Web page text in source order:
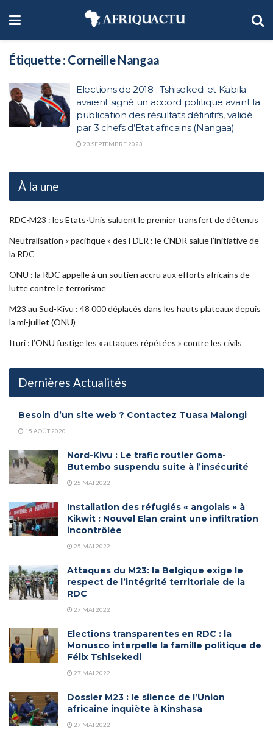
Étiquette : Corneille Nangaa
Elections de 2018 : Tshisekedi et Kabila
avaient signé un accord politique avant la
publication des résultats définitifs, validé
par 3 chefs d’Etat africains (Nangaa)
23 SEPTEMBRE 2023
À la une
RDC-M23 : les Etats-Unis saluent le premier transfert de détenus
Neutralisation « pacifique » des FDLR : le CNDR salue l’initiative de
la RDC
ONU : la RDC appelle à un soutien accru aux efforts africains de
lutte contre le terrorisme
M23 au Sud-Kivu : 48 000 déplacés dans les hauts plateaux depuis
la mi-juillet (ONU)
Ituri : l’ONU fustige les « attaques répétées » contre les civils
Dernières Actualités
Besoin d’un site web ? Contactez Tuasa Malongi
15 AOÛT 2020
Nord-Kivu : Le trafic routier Goma-
Butembo suspendu suite à l’insécurité
25 MAI 2022
Installation des réfugiés « angolais » à
Kikwit : Nouvel Elan craint une infiltration
incontrôlée
25 MAI 2022
Attaques du M23: la Belgique exige le
respect de l’intégrité territoriale de la
RDC
27 MAI 2022
Elections transparentes en RDC : la
Monusco interpelle la famille politique de
Félix Tshisekedi
27 MAI 2022
Dossier M23 : le silence de l’Union
africaine inquiète à Kinshasa
27 MAI 2022